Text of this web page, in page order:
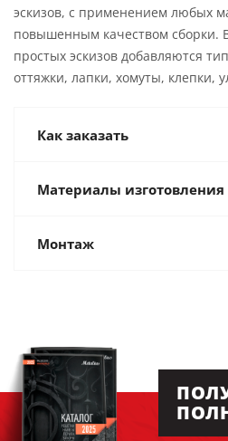
эскизов, с применением любых
повышенным качеством сборки.
простых эскизов добавляются
оттяжки, лапки, хомуты, клепки,
Как заказать
Материалы изготовления
Монтаж